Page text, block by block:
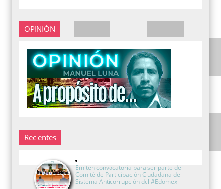
OPINIÓN
Recientes
Emiten convocatoria para ser parte del
Comité de Participación Ciudadana del
Sistema Anticorrupción del #Edomex